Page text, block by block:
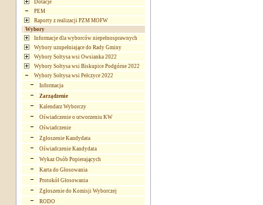
Dotacje
PEM
Raporty z realizacji PZM MOFW
Wybory
Informacje dla wyborców niepełnosprawnych
Wybory uzupełniające do Rady Gminy
Wybory Sołtysa wsi Owsianka 2022
Wybory Sołtysa wsi Biskupice Podgórne 2022
Wybory Sołtysa wsi Pełczyce 2022
Informacja
Zarządzenie
Kalendarz Wyborczy
Oświadczenie o utworzeniu KW
Oświadczenie
Zgłoszenie Kandydata
Oświadczenie Kandydata
Wykaz Osób Popierających
Karta do Głosowania
Protokół Głosowania
Zgłoszenie do Komisji Wyborczej
RODO